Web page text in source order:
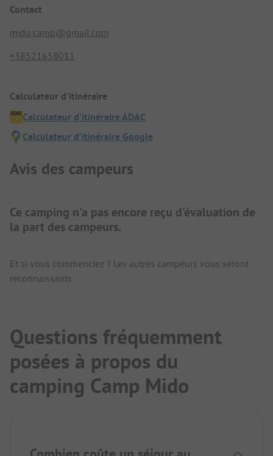
Contact
mido.camp@gmail.com
+38521658011
Calculateur d'itinéraire
Calculateur d'itinéraire ADAC
Calculateur d'itinéraire Google
Avis des campeurs
Ce camping n'a pas encore reçu d'évaluation de
la part des campeurs.
Et si vous commenciez ? Les autres campeurs vous seront
reconnaissants.
Questions fréquemment
posées à propos du
camping Camp Mido